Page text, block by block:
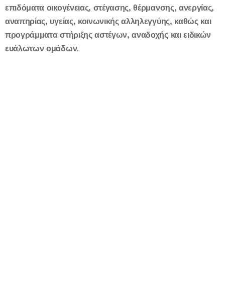
επιδόματα οικογένειας, στέγασης, θέρμανσης, ανεργίας,
αναπηρίας, υγείας, κοινωνικής αλληλεγγύης, καθώς και
προγράμματα στήριξης αστέγων, αναδοχής και ειδικών
ευάλωτων ομάδων.